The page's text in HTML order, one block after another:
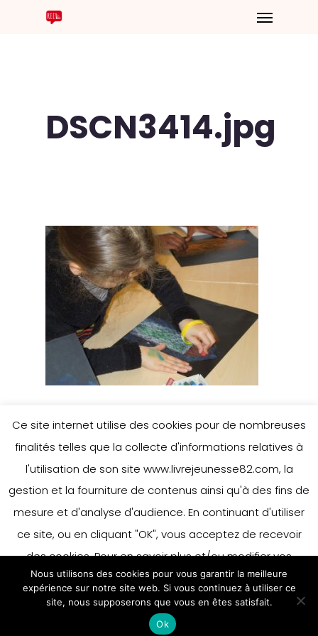
DSCN3414.jpg
Leave a Reply
You must belogged in to post a
comment.
Ce site internet utilise des cookies pour de nombreuses
finalités telles que la collecte d'informations relatives à
l'utilisation de son site www.livrejeunesse82.com, la
gestion et la fourniture de contenus ainsi qu'à des fins de
mesure et d'analyse d'audience. En continuant d'utiliser
ce site, ou en cliquant "OK", vous acceptez de recevoir
des cookies. Pour en savoir plus et/ou modifier vos
préférences en matière de cookies, merci de vous référer
à notre politique sur les cookies.
Accepter
En savoir plus
Nous utilisons des cookies pour vous garantir la meilleure
expérience sur notre site web. Si vous continuez à utiliser ce
site, nous supposerons que vous en êtes satisfait.
Ok